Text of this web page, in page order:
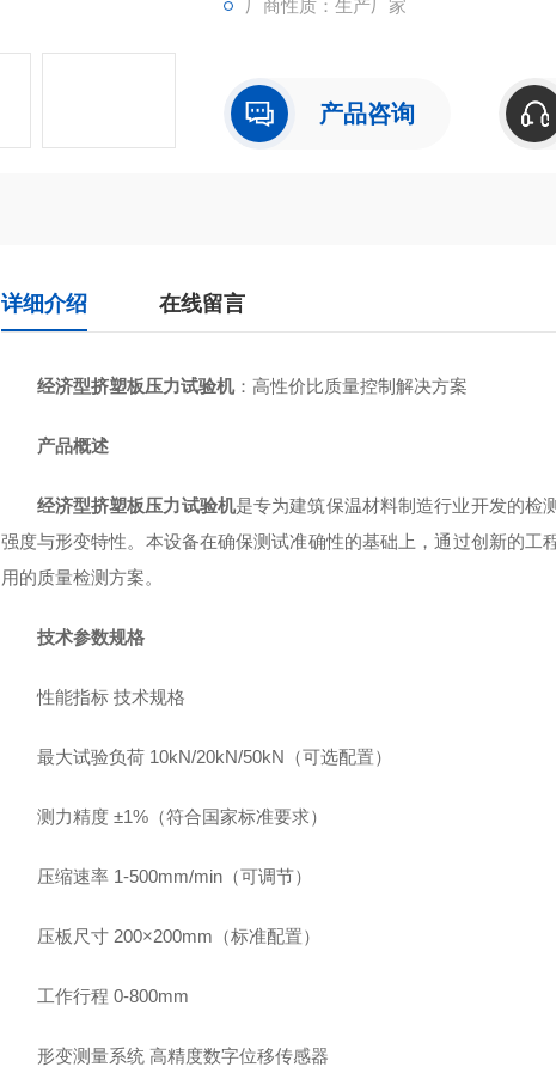
厂商性质：生产厂家
产品咨询
详细介绍 在线留言
经济型挤塑板压力试验机：高性价比质量控制解决方案
产品概述
经济型挤塑板压力试验机是专为建筑保温材料制造行业开发的检
强度与形变特性。本设备在确保测试准确性的基础上，通过创新的
用的质量检测方案。
技术参数规格
性能指标 技术规格
最大试验负荷 10kN/20kN/50kN（可选配置）
测力精度 ±1%（符合国家标准要求）
压缩速率 1-500mm/min（可调节）
压板尺寸 200×200mm（标准配置）
工作行程 0-800mm
形变测量系统 高精度数字位移传感器